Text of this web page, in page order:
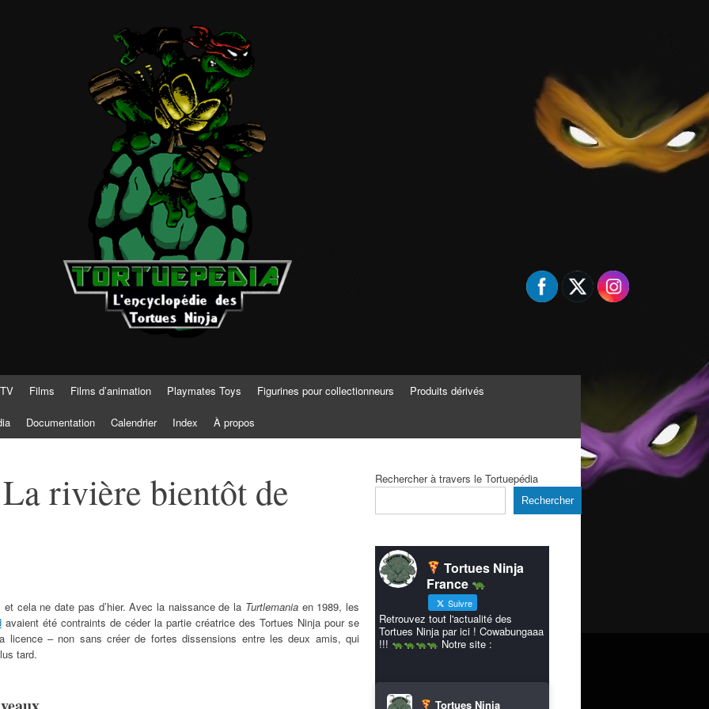
Films Films d’animation Playmates Toys Figurines pour collectionneurs Produits dérivés
Documentation Calendrier Index À propos
rivière bientôt de
cela ne date pas d’hier. Avec la naissance de la Turtlemaniaen 1989, les
avaient été contraints de céder la partie créatrice des Tortues Ninja pour se
licence – non sans créer de fortes dissensions entre les deux amis, qui
tard.
Rechercher à travers le Tortuepédia
Rechercher
Tortues Ninja
France
Suivre
Retrouvez tout l'actualité des
Tortues Ninja par ici ! Cowabungaaa
!!!
Notre site :
Tortues Ninja